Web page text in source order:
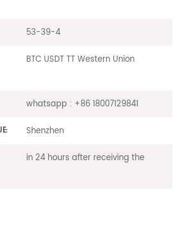
53-39-4
BTC USDT TT Western Union
whatsapp : +86 18007129841
Shenzhen
in 24 hours after receiving the